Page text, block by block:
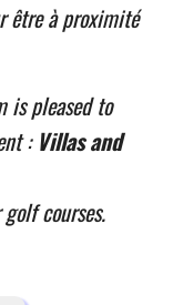
être à proximité
is pleased to
: Villas and
courses.